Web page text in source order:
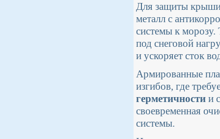
Для защиты крыши
металл с
системы к морозу.
под снеговой
и ускоряет сток
Армированные
изгибов, где
герметичности и
своевременная
системы.